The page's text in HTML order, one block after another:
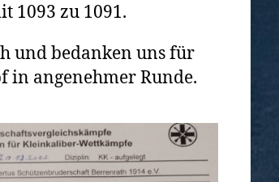
1093 zu 1091.
und bedanken uns für
in angenehmer Runde.